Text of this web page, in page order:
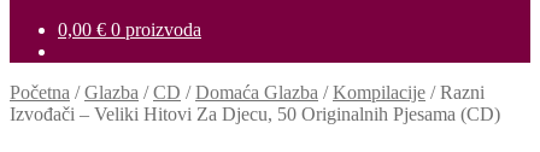
0,00 € 0 proizvoda
Početna /Glazba /CD /Domaća Glazba /Kompilacije /Razni
Izvođači – Veliki Hitovi Za Djecu, 50 Originalnih Pjesama (CD)